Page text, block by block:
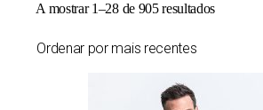
A mostrar 1–28 de 905 resultados
Ordenar por mais recentes